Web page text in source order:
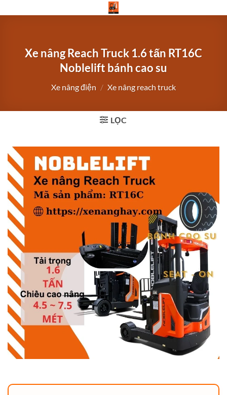
qua
Xe nâng Reach Truck 1.6 tấn RT16C
Noblelift bánh cao su
Xe nâng điện / Xe nâng reach truck
LỌC